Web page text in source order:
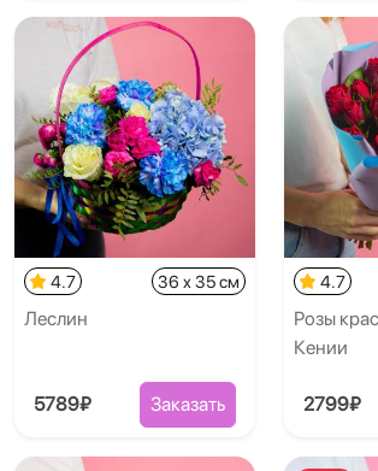
4.7 36 x 35 см
Леслин
5789₽ Заказать
4.7
Розы
Кении
2799₽